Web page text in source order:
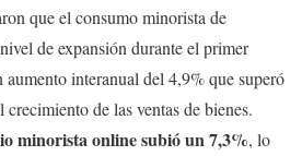
que el consumo minorista de
de expansión durante el primer
interanual del 4,9% que superó
de las ventas de bienes.
minorista online subió un 7,3%, lo